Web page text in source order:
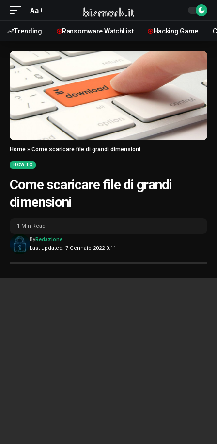
Aa
Trending Ransomware WatchList Hacking Game
Home » Come scaricare file di grandi dimensioni
HOW TO
Come scaricare file di grandi
dimensioni
Last updated: 7 Gennaio 2022 0:11
ByRedazione
1 Min Read